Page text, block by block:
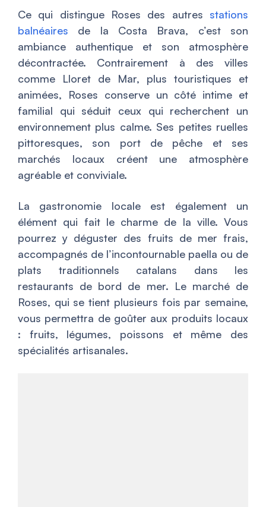
Ce qui distingue Roses des autres stations
balnéaires de la Costa Brava, c’est son
ambiance authentique et son atmosphère
décontractée. Contrairement à des villes
comme Lloret de Mar, plus touristiques et
animées, Roses conserve un côté intime et
familial qui séduit ceux qui recherchent un
environnement plus calme. Ses petites ruelles
pittoresques, son port de pêche et ses
marchés locaux créent une atmosphère
agréable et conviviale.
La gastronomie locale est également un
élément qui fait le charme de la ville. Vous
pourrez y déguster des fruits de mer frais,
accompagnés de l’incontournable paella ou de
plats traditionnels catalans dans les
restaurants de bord de mer. Le marché de
Roses, qui se tient plusieurs fois par semaine,
vous permettra de goûter aux produits locaux
: fruits, légumes, poissons et même des
spécialités artisanales.